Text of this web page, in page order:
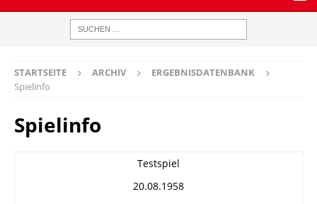
STARTSEITE ARCHIV
ERGEBNISDATENBANK
Spielinfo
Spielinfo
Testspiel
20.08.1958